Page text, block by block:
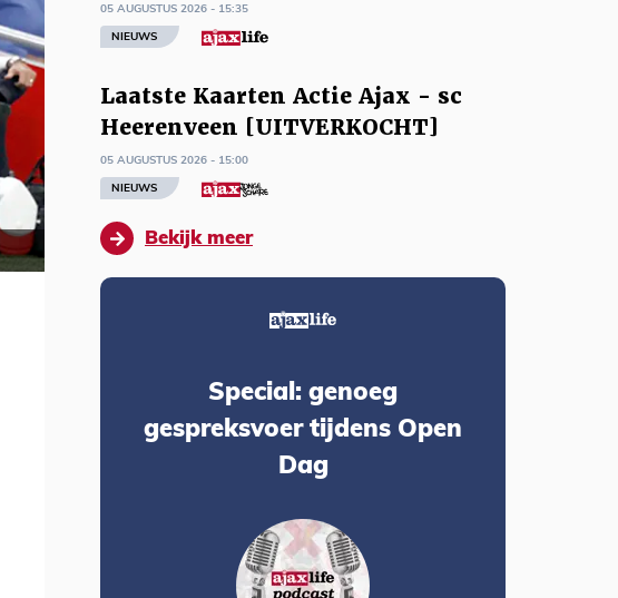
05 AUGUSTUS 2026 - 15:35
NIEUWS
Laatste Kaarten Actie Ajax - sc
Heerenveen [UITVERKOCHT]
05 AUGUSTUS 2026 - 15:00
NIEUWS
Bekijk meer
Special: genoeg
gespreksvoer tijdens Open
Dag